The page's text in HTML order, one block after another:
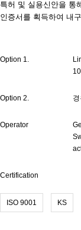
특허 및 실용신안을 통
인증서를 획득하여 내
Option 1.
Option 2.
Operator
Certification
ISO 9001 KS